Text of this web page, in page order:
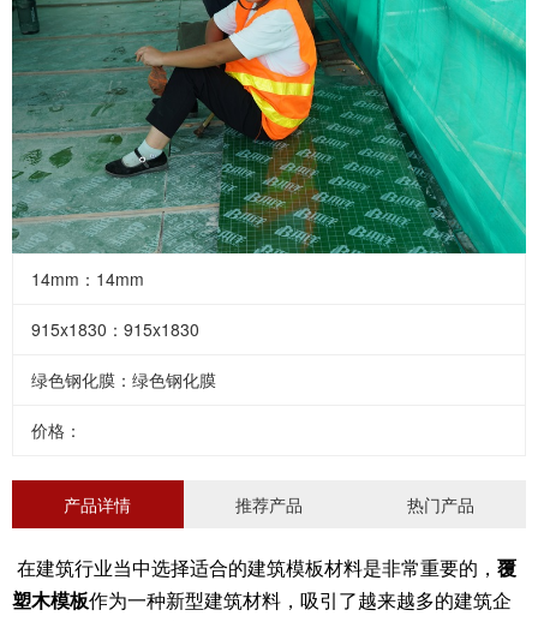
14mm：14mm
915x1830：915x1830
绿色钢化膜：绿色钢化膜
价格：
产品详情 推荐产品 热门产品
在建筑行业当中选择适合的建筑模板材料是非常重要的， 覆
塑木模板作为一种新型建筑材料，吸引了越来越多的建筑企